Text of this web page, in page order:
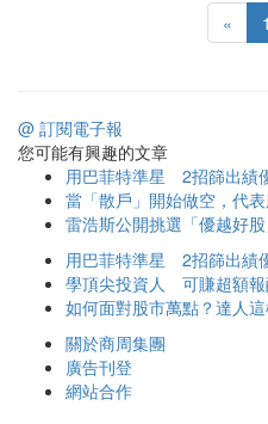
« 1
@ 訂閱電子報
您可能有興趣的文章
用巴菲特準星 2招篩出績
當「散戶」開始做空，代
雷浩斯公開挑選「優越好
用巴菲特準星 2招篩出績
學頂尖投資人 可賺超額報
如何面對股市萬點？達人
關於商周集團
廣告刊登
網站合作